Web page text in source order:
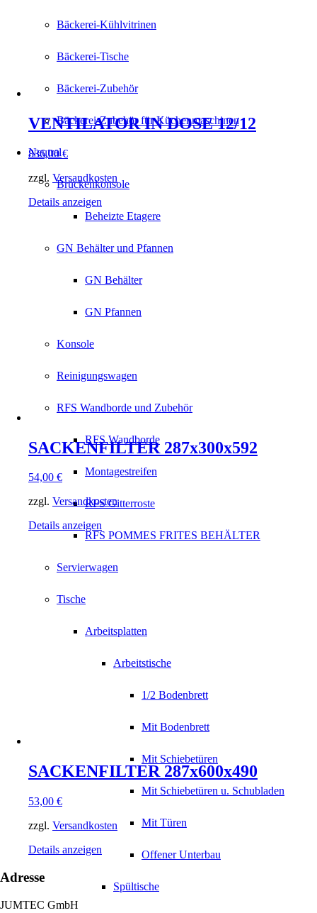
Bäckerei-Kühlvitrinen
Bäckerei-Tische
Bäckerei-Zubehör
Bäckerei-Zubehör für Küchenmaschinen
Neutral
Brückenkonsole
Beheizte Etagere
GN Behälter und Pfannen
GN Behälter
GN Pfannen
Konsole
Reinigungswagen
RFS Wandborde und Zubehör
RFS Wandborde
Montagestreifen
RFS Gitterroste
RFS POMMES FRITES BEHÄLTER
Servierwagen
Tische
Arbeitsplatten
Arbeitstische
1/2 Bodenbrett
Mit Bodenbrett
Mit Schiebetüren
Mit Schiebetüren u. Schubladen
Mit Türen
Offener Unterbau
Spültische
VENTILATOR IN DOSE 12/12
836,00€
zzgl. Versandkosten
Details anzeigen
SACKENFILTER 287x300x592
54,00 €
zzgl. Versandkosten
Details anzeigen
SACKENFILTER 287x600x490
53,00 €
zzgl. Versandkosten
Details anzeigen
Adresse
JUMTEC GmbH